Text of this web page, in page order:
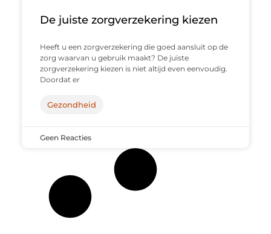
De juiste zorgverzekering kiezen
Heeft u een zorgverzekering die goed aansluit op de
zorg waarvan u gebruik maakt? De juiste
zorgverzekering kiezen is niet altijd even eenvoudig.
Doordat er
Gezondheid
Geen Reacties